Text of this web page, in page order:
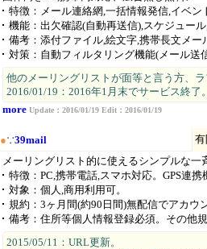
特徴：メール連絡網,一括情報発信,イベ
機能：出欠確認(自動再送信),スケジュー
備考：添付ファイル,絵文字,携帯長文メー
対策：自動フィルタリング機能(メール送
他のメーリングリストが面等と言う方、
2016/01/19：2016年1月末でサービス終了
more Update：2016/01/19 Edit：2016/01/19
●∵39mail
メーリングリスト的に使えるシンプルな
特徴：PC,携帯電話,スマホ対応。GPS連
対象：個人,商用利用可。
規約：3ヶ月間(約90日間)無配信でアカウ
備考：住所等個人情報登録必須。その他
2015/05/11：URL更新。